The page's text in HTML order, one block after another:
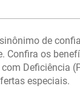
de
Confira os
Deficiência
especiais.